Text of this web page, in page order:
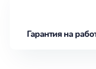
Гарантия на